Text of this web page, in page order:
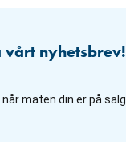
vårt nyhetsbrev!
maten din er på salg